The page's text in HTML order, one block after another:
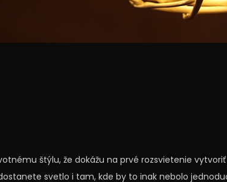
štýlu, že dokážu na prvé rozsvietenie
svetlo i tam, kde by to inak nebolo